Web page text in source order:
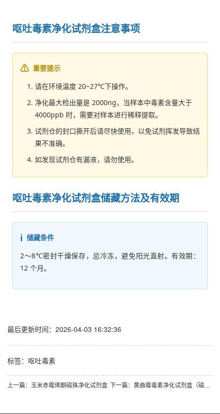
呕吐毒素净化试剂盒注意事项
重要提示
请在环境温度 20~27℃下操作。
净化最大检出量是 2000ng，当样本中毒素含量大于
4000ppb 时，需要对样本进行稀释提取。
试剂仓的封口撕开后请尽快使用，以免试剂挥发导致结
果不准确。
如发现试剂仓有漏液，请勿使用。
呕吐毒素净化试剂盒储藏方法及有效期
储藏条件
2～8℃密封干燥保存，忌冷冻，避免阳光直射。有效期：
12 个月。
最后更新时间：2026-04-03 16:32:36
标签： 呕吐毒素
上一篇：玉米赤霉烯酮磁珠净化试剂盒 下一篇：黄曲霉毒素净化试剂盒（磁珠法）